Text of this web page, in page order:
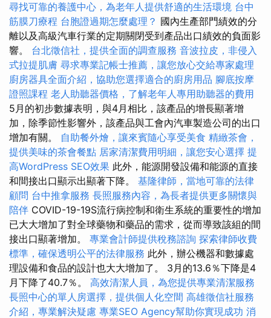
尋找可靠的養護中心，為老年人提供舒適的生活環境 台中
筋膜刀療程 台胞證過期怎麼處理？ 國內生產部門績效的分
離以及高級汽車行業的定期關閉受到產品出口績效的負面影
響。 台北徵信社，提供全面的調查服務 音波拉皮，非侵入
式拉提肌膚 尋求專業記帳士推薦，讓您放心交給專家處理
廚房器具全面介紹，協助您選擇適合的廚房用品 腳底按摩
證照課程 老人助聽器價格，了解老年人專用助聽器的費用
5月的初步數據表明，與4月相比，該產品的增長顯著增
加，除季節性影響外，該產品與工會內汽車製造公司的出口
增加有關。 自助餐外燴，讓來賓隨心享受美食 精緻茶會，
提供美味的茶會餐點 居家清潔費用明細，讓您安心選擇 提
高WordPress SEO效果 此外，能源開發設備和能源的直接
和間接出口顯示出顯著下降。 基隆律師，當地可靠的法律
顧問 台中推拿服務 長照服務內容，為長者提供更多關懷與
陪伴 COVID-19-19S流行病控制和衛生系統的重要性的增加
已大大增加了對全球藥物和藥品的需求，從而導致該組的間
接出口顯著增加。 專業會計師提供稅務諮詢 探索律師收費
標準，確保透明公平的法律服務 此外，辦公機器和數據處
理設備和食品的設計也大大增加了。 3月的13.6％下降是4
月下降了40.7％。 高效清潔人員，為您提供專業清潔服務
長照中心的單人房選擇，提供個人化空間 高雄徵信社服務
介紹，專業解決疑慮 專業SEO Agency幫助你實現成功 消